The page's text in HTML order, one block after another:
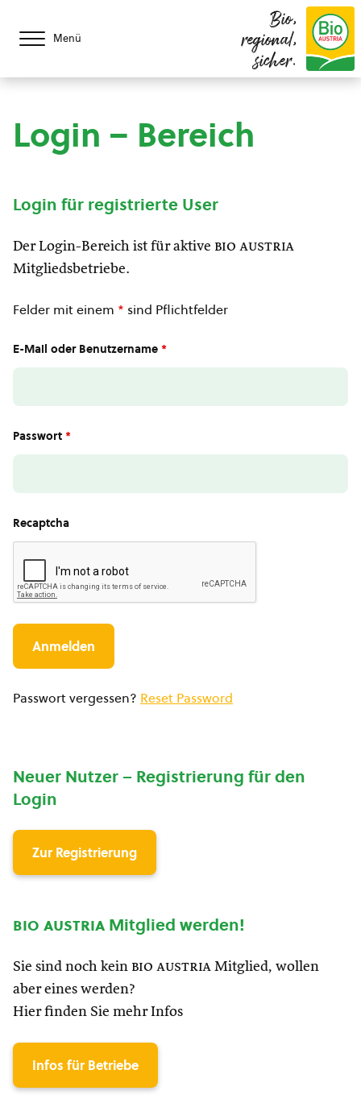
Menü
Bio,
regional,
sicher.
Login – Bereich
Login für registrierte User
Der Login-Bereich ist für aktive bio austria
Mitgliedsbetriebe.
Felder mit einem * sind Pflichtfelder
E-Mail oder Benutzername *
Passwort *
Recaptcha
Passwort vergessen? Reset Password
Neuer Nutzer – Registrierung für den
Login
Zur Registrierung
bio austria Mitglied werden!
Sie sind noch kein bio austria Mitglied, wollen
aber eines werden?
Hier finden Sie mehr Infos
Infos für Betriebe